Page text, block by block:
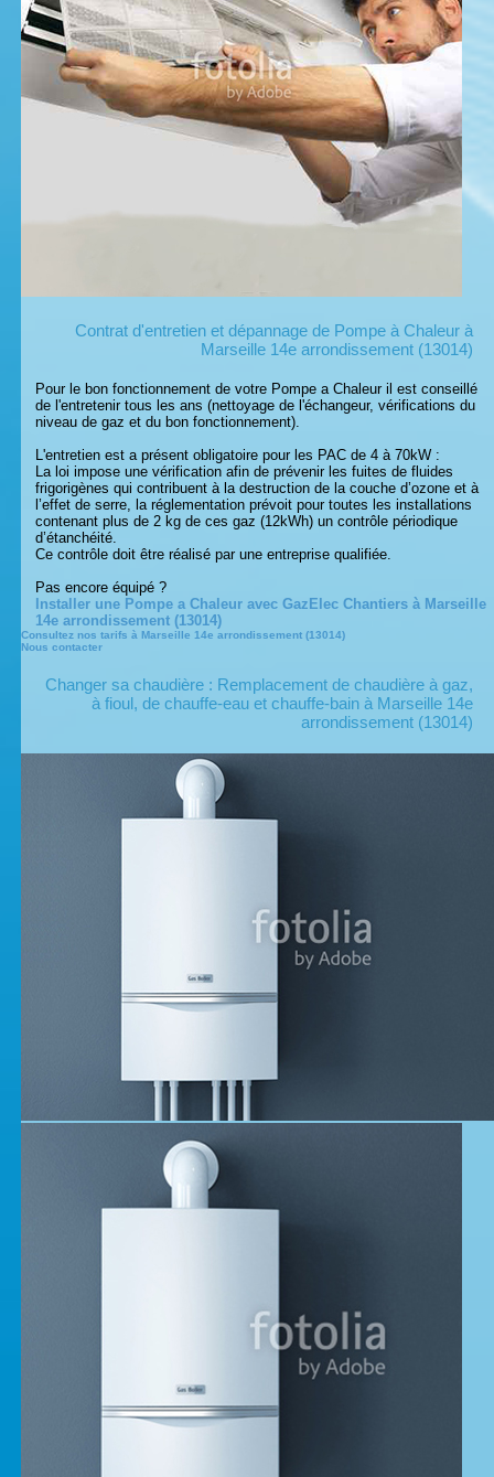
Contrat d'entretien et dépannage de Pompe à Chaleur à
Marseille 14e arrondissement (13014)
Pour le bon fonctionnement de votre Pompe a Chaleur il est conseillé
de l'entretenir tous les ans (nettoyage de l'échangeur, vérifications du
niveau de gaz et du bon fonctionnement).
L'entretien est a présent obligatoire pour les PAC de 4 à 70kW :
La loi impose une vérification afin de prévenir les fuites de fluides
frigorigènes qui contribuent à la destruction de la couche d’ozone et à
l’effet de serre, la réglementation prévoit pour toutes les installations
contenant plus de 2 kg de ces gaz (12kWh) un contrôle périodique
d’étanchéité.
Ce contrôle doit être réalisé par une entreprise qualifiée.
Pas encore équipé ?
Installer une Pompe a Chaleur avec GazElec Chantiers à Marseille
14e arrondissement (13014)
Consultez nos tarifs à Marseille 14e arrondissement (13014)
Nous contacter
Changer sa chaudière : Remplacement de chaudière à gaz,
à fioul, de chauffe-eau et chauffe-bain à Marseille 14e
arrondissement (13014)